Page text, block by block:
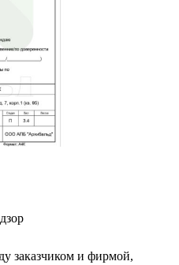
заказчиком и фирмой,